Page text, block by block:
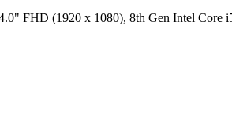
FHD (1920 x 1080), 8th Gen Intel